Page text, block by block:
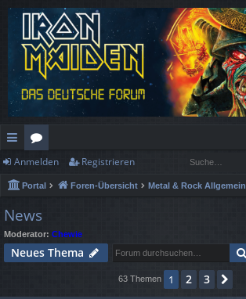
ch
ne
llz
ug
rif
or
en
Anmelden Registrieren
Portal Foren-Übersicht Metal & Rock Allgemein
News
Moderator: Chewie
Neues Thema
63 Themen 1 2 3